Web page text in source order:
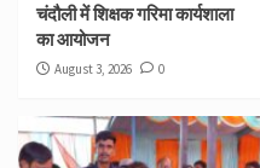
चंदौली में शिक्षक गरिमा कार्यशाला
का आयोजन
August 3, 2026 0